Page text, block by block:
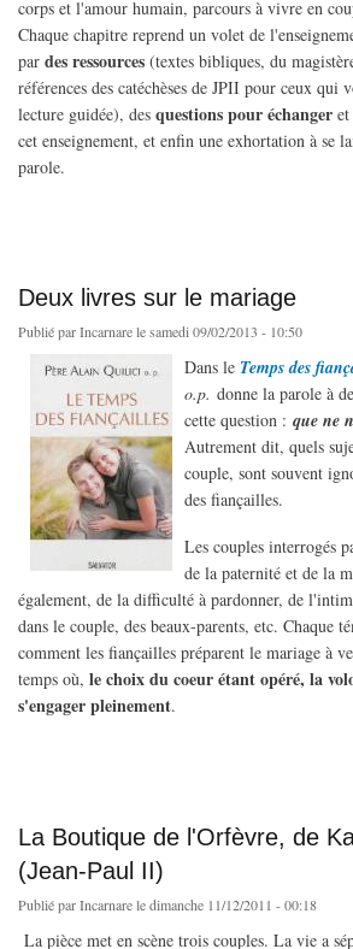
corps et l'amour humain, parcours à vivre en
Chaque chapitre reprend un volet de
par des ressources (textes bibliques, du
références des catéchèses de JPII pour ceux qui
lecture guidée), des questions pour échanger
cet enseignement, et enfin une exhortation à se
parole.
Deux livres sur le mariage
Publié parIncarnarele samedi 09/02/2013 - 10:50
Dans le Temps des
o.p. donne la parole à
cette question : que ne
Autrement dit, quels
couple, sont souvent
des fiançailles.
Les couples interrogés
de la paternité et de la
également, de la difficulté à pardonner, de
dans le couple, des beaux-parents, etc. Chaque
comment les fiançailles préparent le mariage à
temps où, le choix du coeur étant opéré, la
s'engager pleinement.
La Boutique de l'Orfèvre, de
(Jean-Paul II)
Publié parIncarnarele dimanche 11/12/2011 - 00:18
La pièce met en scène trois couples. La vie a